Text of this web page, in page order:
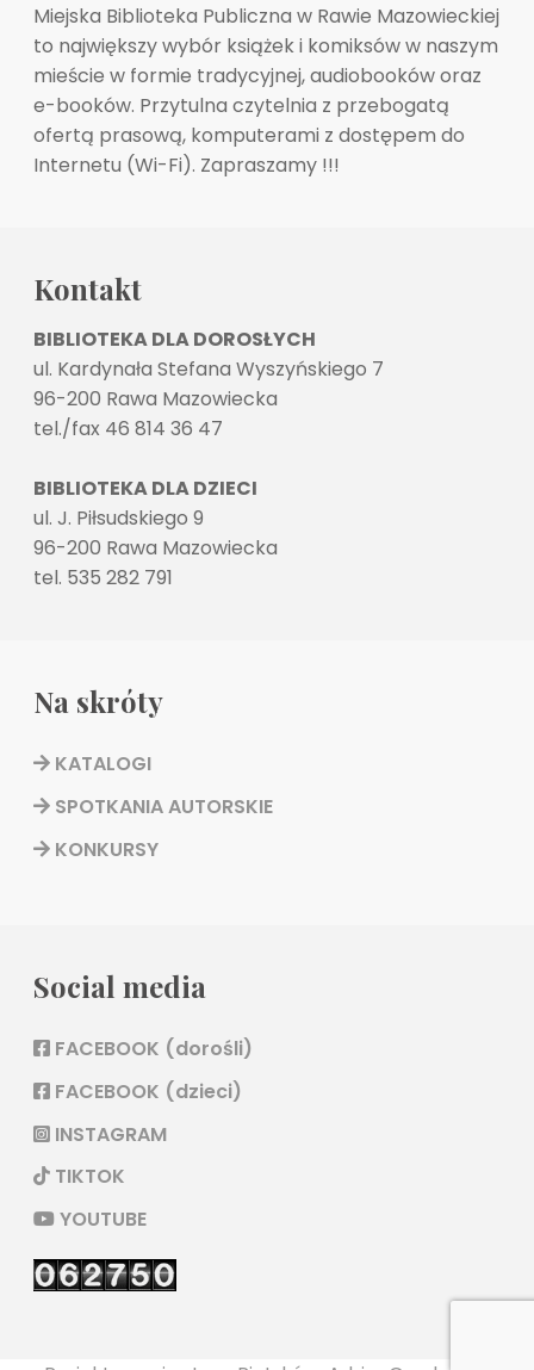
Miejska Biblioteka Publiczna w Rawie Mazowieckiej
to największy wybór książek i komiksów w naszym
mieście w formie tradycyjnej, audiobooków oraz
e-booków. Przytulna czytelnia z przebogatą
ofertą prasową, komputerami z dostępem do
Internetu (Wi-Fi). Zapraszamy !!!
Kontakt
BIBLIOTEKA DLA DOROSŁYCH
ul. Kardynała Stefana Wyszyńskiego 7
96-200 Rawa Mazowiecka
tel./fax 46 814 36 47
BIBLIOTEKA DLA DZIECI
ul. J. Piłsudskiego 9
96-200 Rawa Mazowiecka
tel. 535 282 791
Na skróty
KATALOGI
SPOTKANIA AUTORSKIE
KONKURSY
Social media
FACEBOOK (dorośli)
FACEBOOK (dzieci)
INSTAGRAM
TIKTOK
YOUTUBE